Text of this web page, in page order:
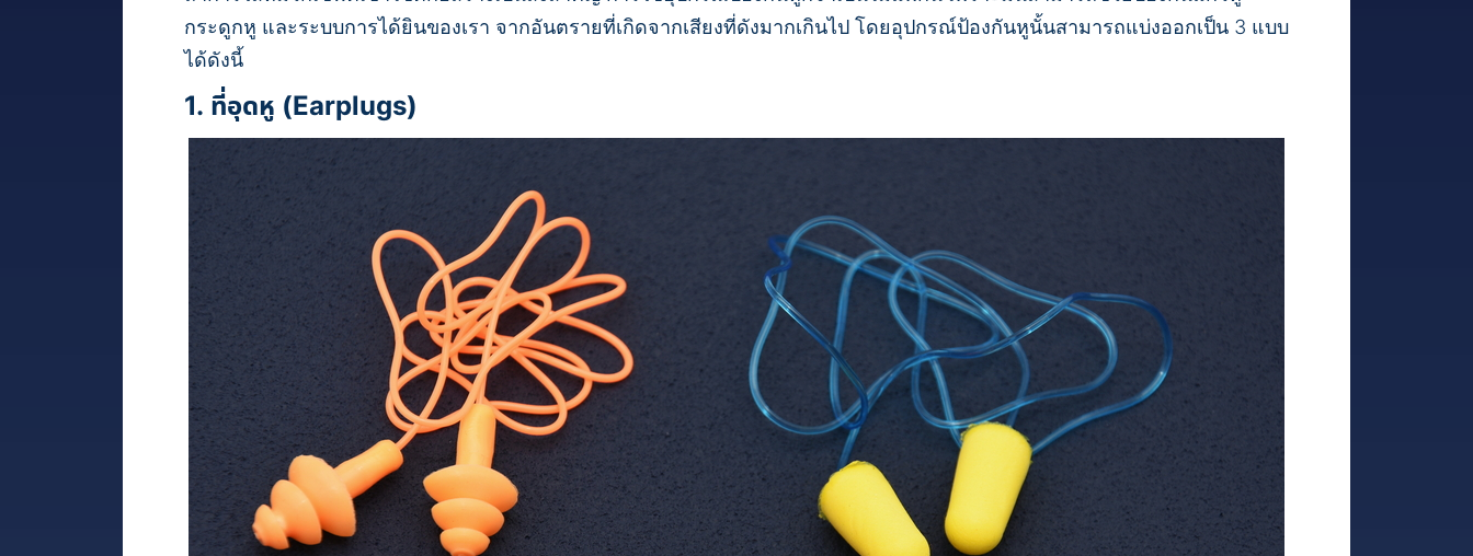
กระดูกหู และระบบการได้ยินของเรา จากอันตรายที่เกิดจากเสียงที่ดังมากเกินไป โดยอุปกรณ์ป้องกันหูนั้นสามารถแบ่งออกเป็น 3 แบบ
ได้ดังนี้
1. ที่อุดหู (Earplugs)